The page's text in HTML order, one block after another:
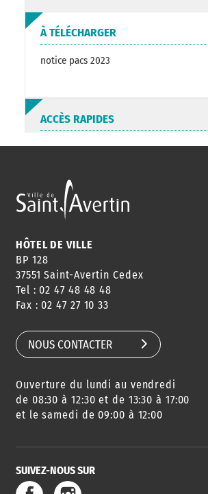
À TÉLÉCHARGER
notice pacs 2023
ACCÈS RAPIDES
ANNUAIRE
HORAIRES
CONSEILS
DE QUARTIER
AGENDA
DES SORTIES
URBANISME
SERVICE
DE L'EAU
HÔTEL DE VILLE
BP 128
37551 Saint-Avertin Cedex
Tel : 02 47 48 48 48
Fax : 02 47 27 10 33
NOUS CONTACTER
Ouverture du lundi au vendredi
de 08:30 à 12:30 et de 13:30 à 17:00
et le samedi de 09:00 à 12:00
SUIVEZ-NOUS SUR